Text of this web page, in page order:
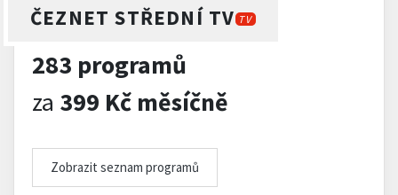
ČEZNET STŘEDNÍ TV TV
283 programů
za 399 Kč měsíčně
Zobrazit seznam programů